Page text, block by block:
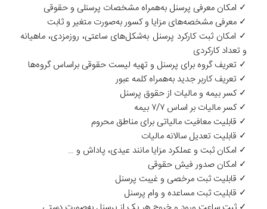
✓ امکان معرفی پرسنل به‌همراه مشخصات پرسنلی و حقوقی
✓ معرفی مشخصه‌های مزایا و کسور به‌صورت متغیر و ثابت
✓ امکان ثبت کارکرد پرسنل به‌شکل‌های ساعتی، روزمزدی، ماهیانه
و تعداد کارکردی
✓ تعریف گروه برای پرسنل و تهیه لیست حقوقی براساس گروه‌ها
✓ تعریف کاربر جدید به‌همراه کلمه عبور
✓ کسر بیمه و مالیات از حقوق پرسنل
✓ کسر مالیات بر اساس ۷/۷ بیمه
✓ قابلیت معافیت مالیاتی برای مناطق محروم
✓ قابلیت تعدیل سالانه مالیات
✓ امکان ثبت و عملکرد مزایا مانند عیدی، پاداش و …
✓ امکان صدور فیش حقوقی
✓ قابلیت ثبت مرخصی و غیبت پرسنل
✓ قابلیت ثبت مساعده و وام پرسنل